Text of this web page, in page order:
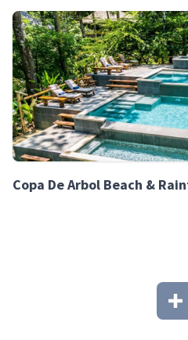
Copa De Arbol Beach &